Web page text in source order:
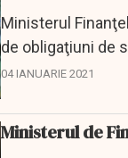
Ministerul
de obligaţiuni de
randament...
04 IANUARIE 2021
Ministerul de